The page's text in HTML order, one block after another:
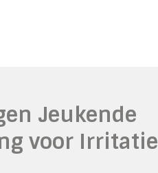
Jeukende
voor Irritatie